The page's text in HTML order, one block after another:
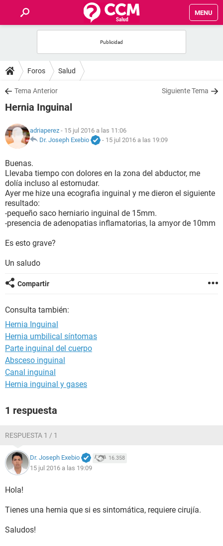
MENU
FOROS
SALUD
NUTRICIÓN
BIENESTAR
SEXUALIDAD
GLOSARIO
Foros Salud
Tema Anterior Siguiente Tema
Hernia Inguinal
adriaperez - 15 jul 2016 a las 11:06
Dr. Joseph Exebio
- 15 jul 2016 a las 19:09
Buenas.
Llevaba tiempo con dolores en la zona del abductor, me
dolía incluso al estornudar.
Ayer me hize una ecografia inguinal y me dieron el siguiente
resultado:
-pequeño saco herniario inguinal de 15mm.
-presencia de adenopatias inflamatorias, la amyor de 10mm
Es esto grave?
Un saludo
Compartir
Consulta también:
Hernia Inguinal
Hernia umbilical síntomas
Parte inguinal del cuerpo
Absceso inguinal
Canal inguinal
Hernia inguinal y gases
1 respuesta
RESPUESTA 1 / 1
Dr. Joseph Exebio 16.358
15 jul 2016 a las 19:09
Hola!
Tienes una hernia que si es sintomática, requiere cirujía.
Saludos!